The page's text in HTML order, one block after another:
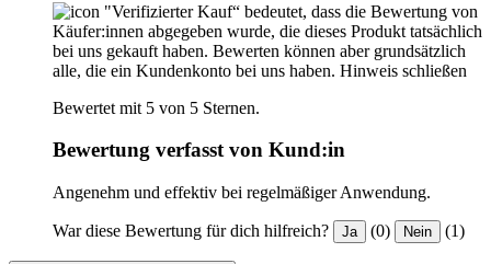
"Verifizierter Kauf“ bedeutet, dass die Bewertung von
Käufer:innen abgegeben wurde, die dieses Produkt tatsächlich
bei uns gekauft haben. Bewerten können aber grundsätzlich
alle, die ein Kundenkonto bei uns haben. Hinweis schließen
Bewertet mit 5 von 5 Sternen.
Bewertung verfasst von Kund:in
Angenehm und effektiv bei regelmäßiger Anwendung.
War diese Bewertung für dich hilfreich? Ja (0) Nein (1)